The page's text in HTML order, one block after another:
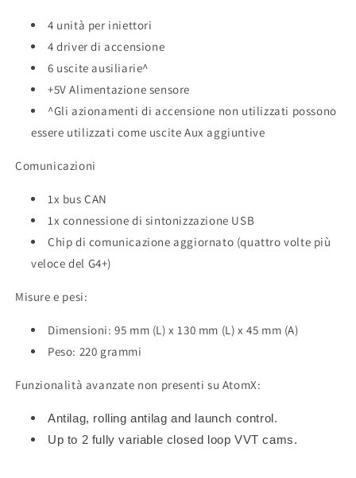
4 unità per iniettori
4 driver di accensione
6 uscite ausiliarie^
+5V Alimentazione sensore
^Gli azionamenti di accensione non utilizzati possono
essere utilizzati come uscite Aux aggiuntive
Comunicazioni
1x bus CAN
1x connessione di sintonizzazione USB
Chip di comunicazione aggiornato (quattro volte più
veloce del G4+)
Misure e pesi:
Dimensioni: 95 mm (L) x 130 mm (L) x 45 mm (A)
Peso: 220 grammi
Funzionalità avanzate non presenti su AtomX:
Antilag, rolling antilag and launch control.
Up to 2 fully variable closed loop VVT cams.